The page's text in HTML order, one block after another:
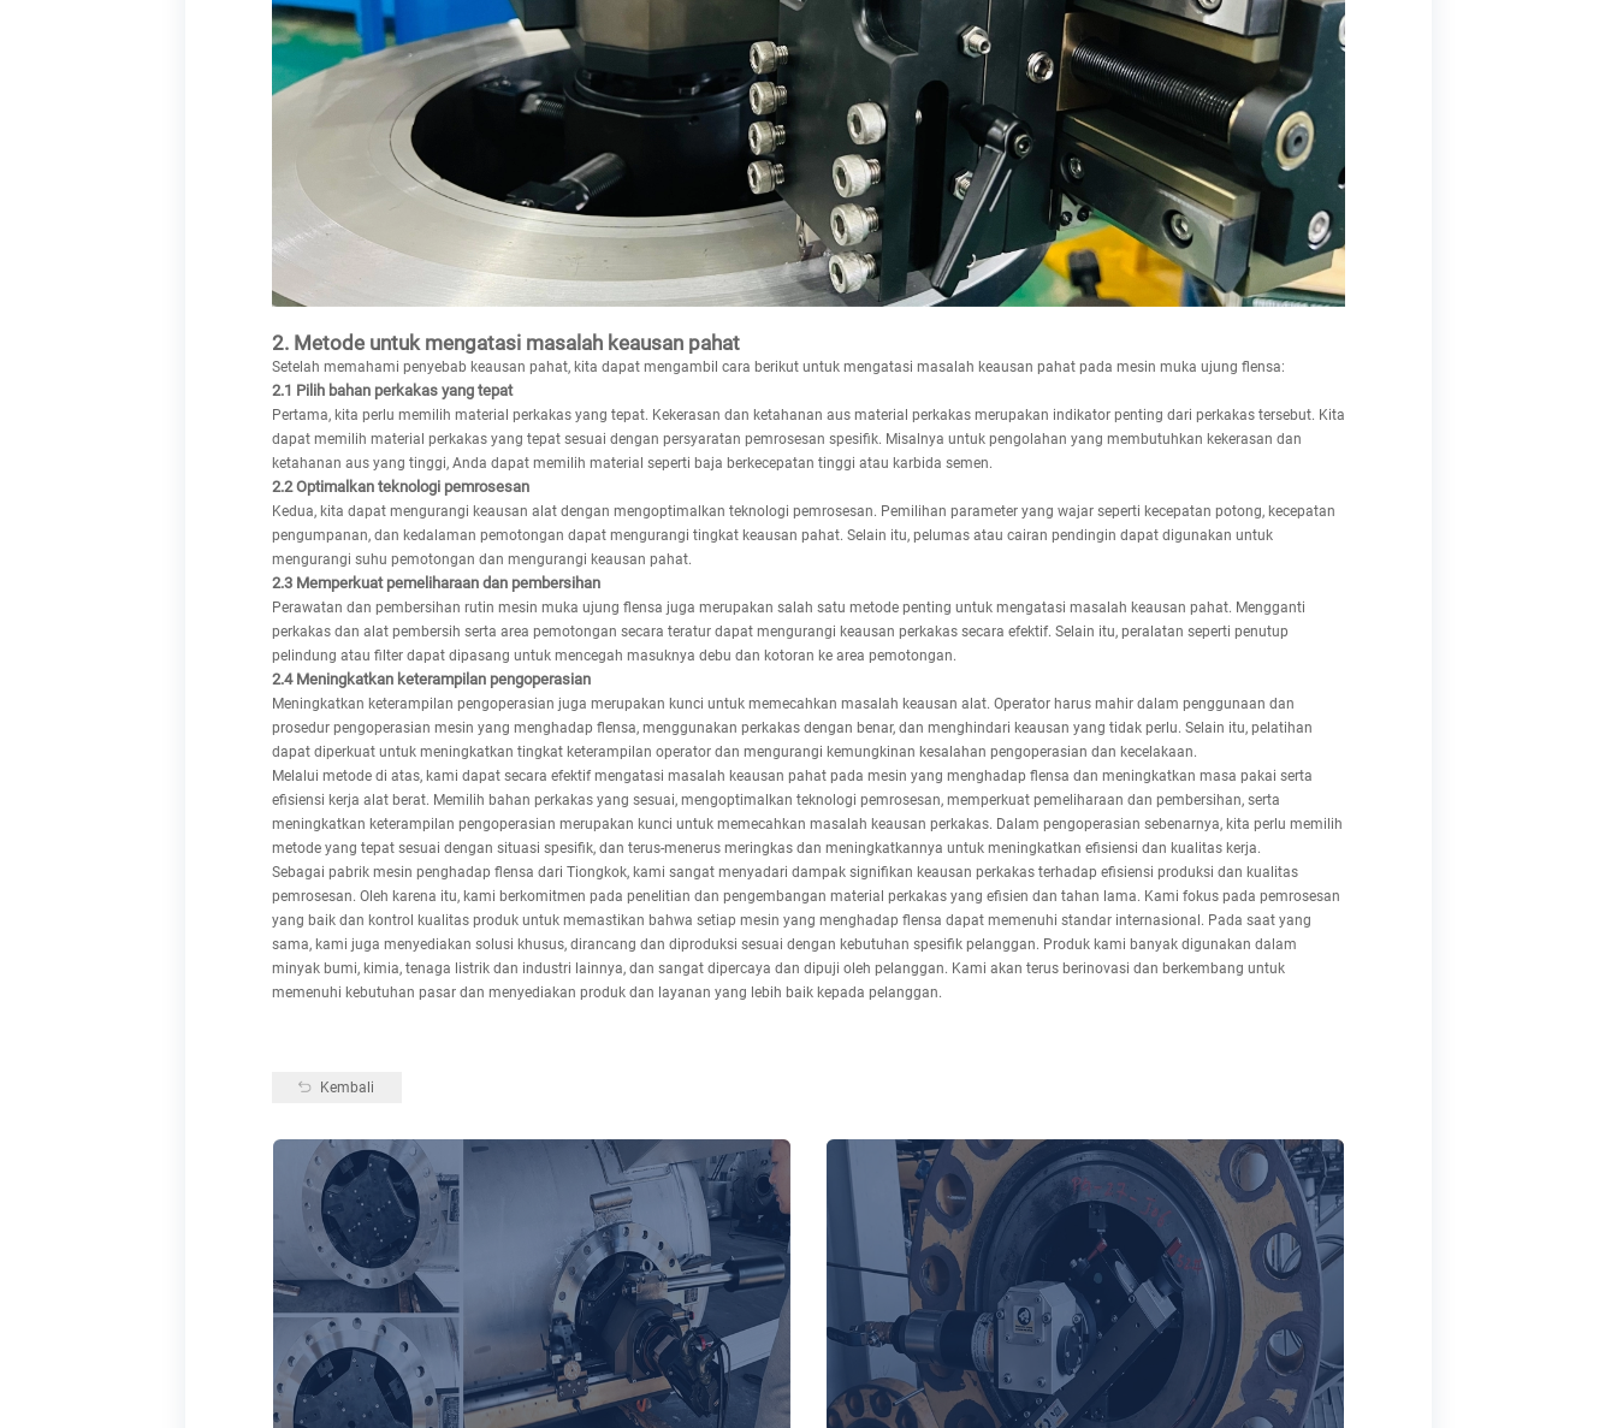
2. Metode untuk mengatasi masalah keausan pahat
Setelah memahami penyebab keausan pahat, kita dapat mengambil cara berikut untuk mengatasi masalah keausan pahat pada mesin muka ujung flensa:
2.1 Pilih bahan perkakas yang tepat
Pertama, kita perlu memilih material perkakas yang tepat. Kekerasan dan ketahanan aus material perkakas merupakan indikator penting dari perkakas tersebut. Kita
dapat memilih material perkakas yang tepat sesuai dengan persyaratan pemrosesan spesifik. Misalnya untuk pengolahan yang membutuhkan kekerasan dan
ketahanan aus yang tinggi, Anda dapat memilih material seperti baja berkecepatan tinggi atau karbida semen.
2.2 Optimalkan teknologi pemrosesan
Kedua, kita dapat mengurangi keausan alat dengan mengoptimalkan teknologi pemrosesan. Pemilihan parameter yang wajar seperti kecepatan potong, kecepatan
pengumpanan, dan kedalaman pemotongan dapat mengurangi tingkat keausan pahat. Selain itu, pelumas atau cairan pendingin dapat digunakan untuk
mengurangi suhu pemotongan dan mengurangi keausan pahat.
2.3 Memperkuat pemeliharaan dan pembersihan
Perawatan dan pembersihan rutin mesin muka ujung flensa juga merupakan salah satu metode penting untuk mengatasi masalah keausan pahat. Mengganti
perkakas dan alat pembersih serta area pemotongan secara teratur dapat mengurangi keausan perkakas secara efektif. Selain itu, peralatan seperti penutup
pelindung atau filter dapat dipasang untuk mencegah masuknya debu dan kotoran ke area pemotongan.
2.4 Meningkatkan keterampilan pengoperasian
Meningkatkan keterampilan pengoperasian juga merupakan kunci untuk memecahkan masalah keausan alat. Operator harus mahir dalam penggunaan dan
prosedur pengoperasian mesin yang menghadap flensa, menggunakan perkakas dengan benar, dan menghindari keausan yang tidak perlu. Selain itu, pelatihan
dapat diperkuat untuk meningkatkan tingkat keterampilan operator dan mengurangi kemungkinan kesalahan pengoperasian dan kecelakaan.
Melalui metode di atas, kami dapat secara efektif mengatasi masalah keausan pahat pada mesin yang menghadap flensa dan meningkatkan masa pakai serta
efisiensi kerja alat berat. Memilih bahan perkakas yang sesuai, mengoptimalkan teknologi pemrosesan, memperkuat pemeliharaan dan pembersihan, serta
meningkatkan keterampilan pengoperasian merupakan kunci untuk memecahkan masalah keausan perkakas. Dalam pengoperasian sebenarnya, kita perlu memilih
metode yang tepat sesuai dengan situasi spesifik, dan terus-menerus meringkas dan meningkatkannya untuk meningkatkan efisiensi dan kualitas kerja.
Sebagai pabrik mesin penghadap flensa dari Tiongkok, kami sangat menyadari dampak signifikan keausan perkakas terhadap efisiensi produksi dan kualitas
pemrosesan. Oleh karena itu, kami berkomitmen pada penelitian dan pengembangan material perkakas yang efisien dan tahan lama. Kami fokus pada pemrosesan
yang baik dan kontrol kualitas produk untuk memastikan bahwa setiap mesin yang menghadap flensa dapat memenuhi standar internasional. Pada saat yang
sama, kami juga menyediakan solusi khusus, dirancang dan diproduksi sesuai dengan kebutuhan spesifik pelanggan. Produk kami banyak digunakan dalam
minyak bumi, kimia, tenaga listrik dan industri lainnya, dan sangat dipercaya dan dipuji oleh pelanggan. Kami akan terus berinovasi dan berkembang untuk
memenuhi kebutuhan pasar dan menyediakan produk dan layanan yang lebih baik kepada pelanggan.
Kembali